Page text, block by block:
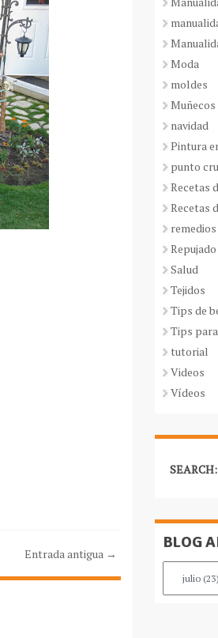
Entrada antigua →
Moda
moldes
navidad
Pintura
punto
Recetas
Recetas
Salud
Tejidos
Tips de
Tips
tutorial
Videos
Vídeos
SEARCH:
BLOG